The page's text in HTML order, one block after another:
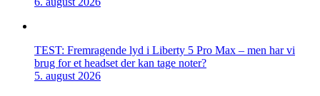
TEST: Fremragende lyd i Liberty 5 Pro Max – men har vi
brug for et headset der kan tage noter?
5. august 2026